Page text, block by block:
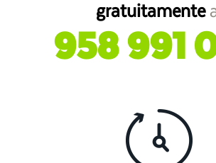
gratuitamente
958 991